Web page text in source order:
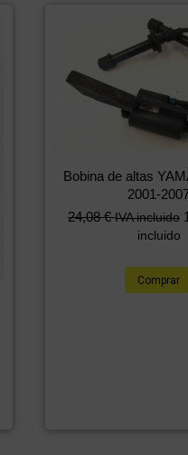
Bobina de altas
2001-
24,08€ IVA incluido
incluido
Comprar